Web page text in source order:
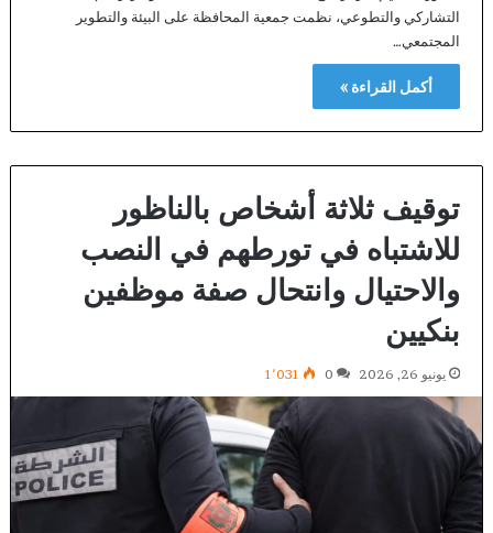
التشاركي والتطوعي، نظمت جمعية المحافظة على البيئة والتطوير
المجتمعي…
أكمل القراءة »
توقيف ثلاثة أشخاص بالناظور
للاشتباه في تورطهم في النصب
والاحتيال وانتحال صفة موظفين
بنكيين
يونيو 26, 2026 0 1٬031